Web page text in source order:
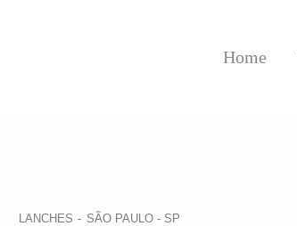
Home
LANCHES SÃO PAULO - SP